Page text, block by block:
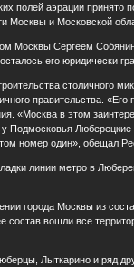
полей аэрации принято
Москвы и Московской
Москвы Сергеем
его юридически
столичного
правительства. «Его
«Москва в этом
Подмосковья
номер один», обещал
линии метро в
города Москвы из
состав вошли все
Лыткарино и ряд